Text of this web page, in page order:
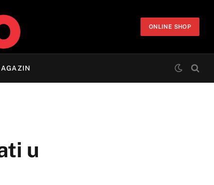
ONLINE SHOP
u